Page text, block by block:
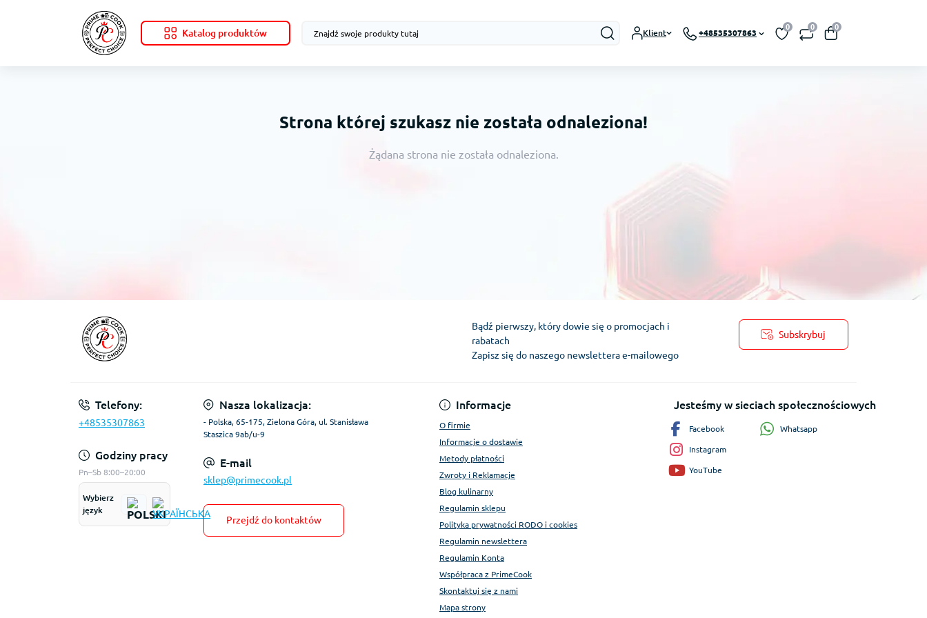
Katalog produktów Klient +48535307863
0 0 0
Strona której szukasz nie została odnaleziona!
Żądana strona nie została odnaleziona.
Bądź pierwszy, który dowie się o promocjach i
rabatach
Zapisz się do naszego newslettera e-mailowego
Subskrybuj
Regulamin Konta
Telefony:
+48535307863
Godziny pracy
Pn–Sb 8:00–20:00
Wybierz
język
Nasza lokalizacja:
- Polska, 65-175, Zielona Góra, ul. Stanisława
Staszica 9ab/u-9
E-mail
sklep@primecook.pl
Przejdź do kontaktów
Informacje
O firmie
Informacje o dostawie
Metody płatności
Zwroty i Reklamacje
Blog kulinarny
Regulamin sklepu
Polityka prywatności RODO i cookies
Regulamin newslettera
Regulamin Konta
Współpraca z PrimeCook
Skontaktuj się z nami
Mapa strony
Jesteśmy w sieciach społecznościowych
Facebook
Instagram
YouTube
Whatsapp